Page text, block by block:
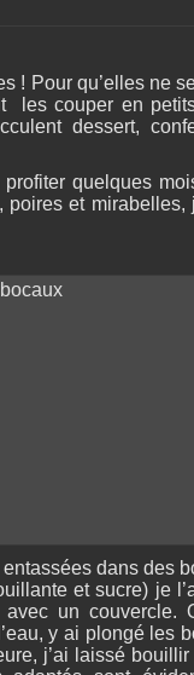
! Pour qu’elles ne
les couper en
dessert,
quelques
et mirabelles,
dans des
et sucre) je
avec un couvercle.
y ai plongé les
j’ai laissé bouillir